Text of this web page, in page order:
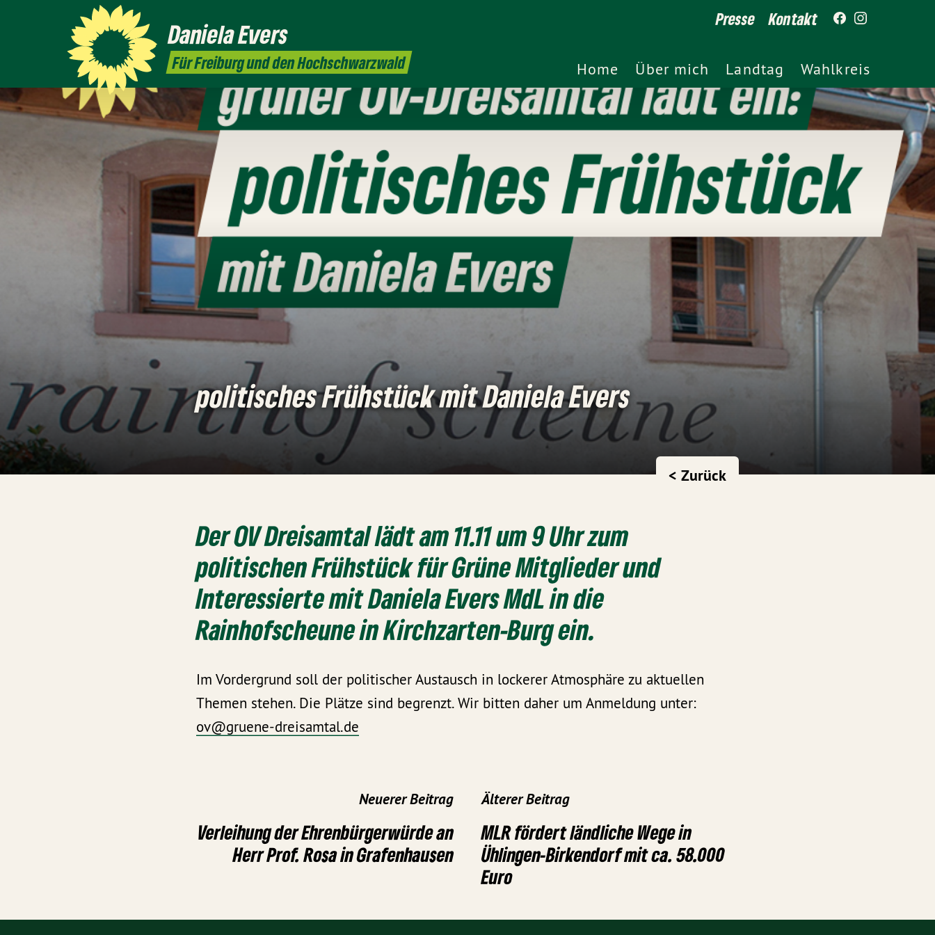
DanielaEvers
Für Freiburg und den Hochschwarzwald
Presse Kontakt
Home Über mich Landtag Wahlkreis
politisches Frühstück mit Daniela Evers
< Zurück
Der OV Dreisamtal lädt am 11.11 um 9 Uhr zum
politischen Frühstück für Grüne Mitglieder und
Interessierte mit Daniela Evers MdL in die
Rainhofscheune in Kirchzarten-Burg ein.
Im Vordergrund soll der politischer Austausch in lockerer Atmosphäre zu aktuellen
Themen stehen. Die Plätze sind begrenzt. Wir bitten daher um Anmeldung unter:
ov@gruene-dreisamtal.de
Neuerer Beitrag
Verleihung der Ehrenbürgerwürde an
Herr Prof. Rosa in Grafenhausen
Älterer Beitrag
MLR fördert ländliche Wege in
Ühlingen-Birkendorf mit ca. 58.000
Euro